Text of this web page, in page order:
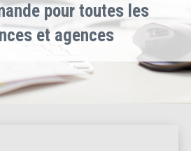
pour toutes les
et agences